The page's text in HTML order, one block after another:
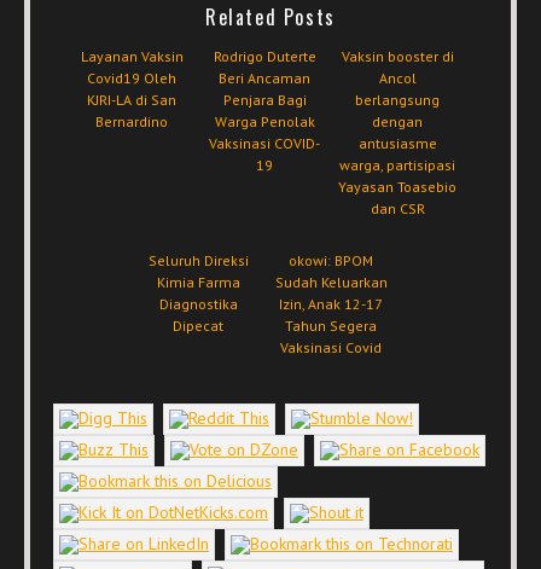
Related Posts
Layanan Vaksin
Covid19 Oleh
KJRI-LA di San
Bernardino
Rodrigo Duterte
Beri Ancaman
Penjara Bagi
Warga Penolak
Vaksinasi COVID-
19
Vaksin booster di
Ancol
berlangsung
dengan
antusiasme
warga, partisipasi
Yayasan Toasebio
dan CSR
Seluruh Direksi
Kimia Farma
Diagnostika
Dipecat
okowi: BPOM
Sudah Keluarkan
Izin, Anak 12-17
Tahun Segera
Vaksinasi Covid